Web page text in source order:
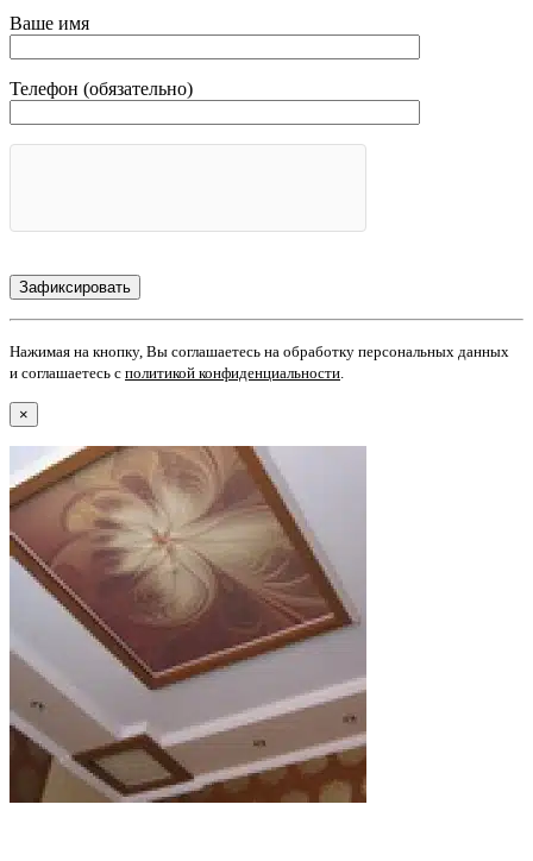
Ваше имя
Телефон (обязательно)
Нажимая на кнопку, Вы соглашаетесь на обработку персональных данных
и соглашаетесь с политикой конфиденциальности
×